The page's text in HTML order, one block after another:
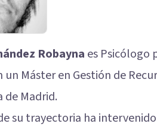
Robayna es Psicólogo
un Máster en Gestión de
de Madrid.
su trayectoria ha